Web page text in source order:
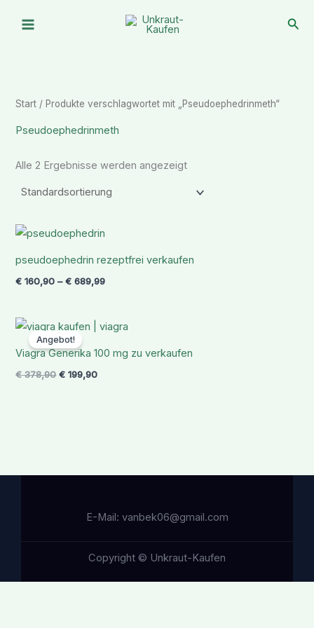
Inhalt
Start / Produkte verschlagwortet mit „Pseudoephedrinmeth“
Pseudoephedrinmeth
Alle 2 Ergebnisse werden angezeigt
pseudoephedrin rezeptfrei verkaufen
€ 160,90 –€ 689,99
€ 689,99
Angebot!
Viagra Generika 100 mg zu verkaufen
€378,90
Ursprünglicher
Preis
war:
€ 378,90
€ 199,90
Aktueller
Preis
€ 199,90.
E-Mail: vanbek06@gmail.com
Copyright © Unkraut-Kaufen